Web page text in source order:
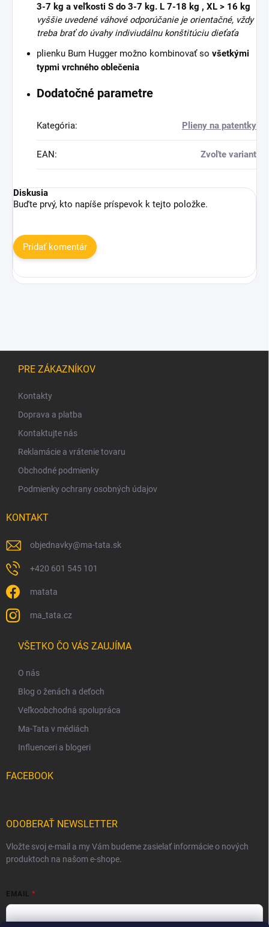
3-7 kg a veľkosti S do 3-7 kg. L 7-18 kg , XL > 16 kg
vyššie uvedené váhové odporúčanie je orientačné, vždy
treba brať do úvahy indiviudálnu konštitúciu dieťaťa
plienku Bum Hugger možno kombinovať so všetkými
typmi vrchného oblečenia
Dodatočné parametre
Kategória: Plieny na patentky
EAN: Zvoľte variant
Diskusia
Buďte prvý, kto napíše príspevok k tejto položke.
Pridať komentár
PRE ZÁKAZNÍKOV
Kontakty
Doprava a platba
Kontaktujte nás
Reklamácie a vrátenie tovaru
Obchodné podmienky
Podmienky ochrany osobných údajov
KONTAKT
objednavky@ma-tata.sk
+420 601 545 101
matata
ma_tata.cz
VŠETKO ČO VÁS ZAUJÍMA
O nás
Blog o ženách a deťoch
Veľkoobchodná spolupráca
Ma-Tata v médiách
Influenceri a blogeri
FACEBOOK
ODOBERAŤ NEWSLETTER
Vložte svoj e-mail a my Vám budeme zasielať informácie o nových
produktoch na našom e-shope.
EMAIL